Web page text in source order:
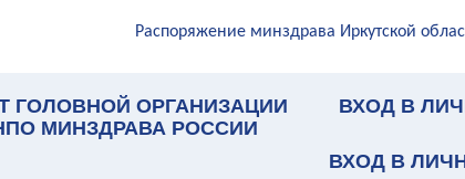
Распоряжение минздрава Иркутской
ГОЛОВНОЙ ОРГАНИЗАЦИИ
МИНЗДРАВА РОССИИ
ВХОД В
ВХОД В